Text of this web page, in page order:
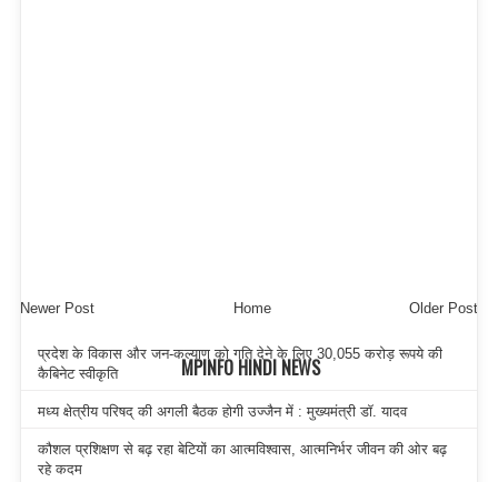
Newer Post Older Post
Home
MPINFO HINDI NEWS
प्रदेश के विकास और जन-कल्याण को गति देने के लिए 30,055 करोड़ रूपये की
कैबिनेट स्वीकृति
मध्य क्षेत्रीय परिषद् की अगली बैठक होगी उज्जैन में : मुख्यमंत्री डॉ. यादव
कौशल प्रशिक्षण से बढ़ रहा बेटियों का आत्मविश्वास, आत्मनिर्भर जीवन की ओर बढ़
रहे कदम